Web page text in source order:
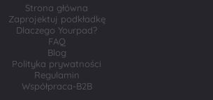
Strona główna
Zaprojektuj podkładkę
Dlaczego Yourpad?
FAQ
Blog
Polityka prywatności
Regulamin
Współpraca-B2B